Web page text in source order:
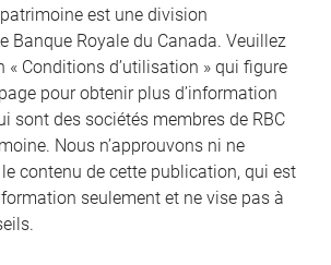
est une division
Banque Royale du Canada. Veuillez
« Conditions d’utilisation » qui figure
pour obtenir plus d’information
sont des sociétés membres de RBC
Nous n’approuvons ni ne
contenu de cette publication, qui est
seulement et ne vise pas à